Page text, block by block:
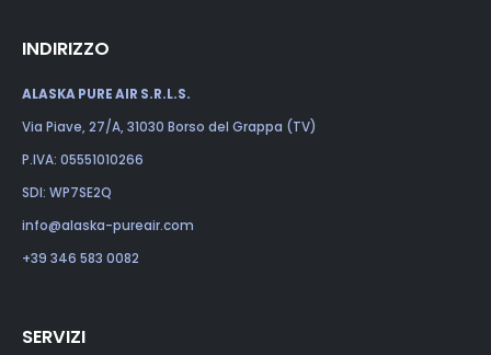
INDIRIZZO
ALASKA PURE AIR S.R.L.S.
Via Piave, 27/A, 31030 Borso del Grappa (TV)
P.IVA: 05551010266
SDI: WP7SE2Q
info@alaska-pureair.com
+39 346 583 0082
SERVIZI